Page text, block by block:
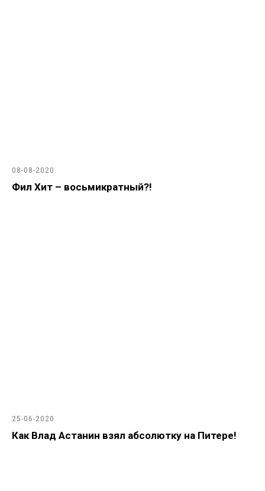
08-08-2020
Фил Хит – восьмикратный?!
25-06-2020
Как Влад Астанин взял абсолютку на Питере!